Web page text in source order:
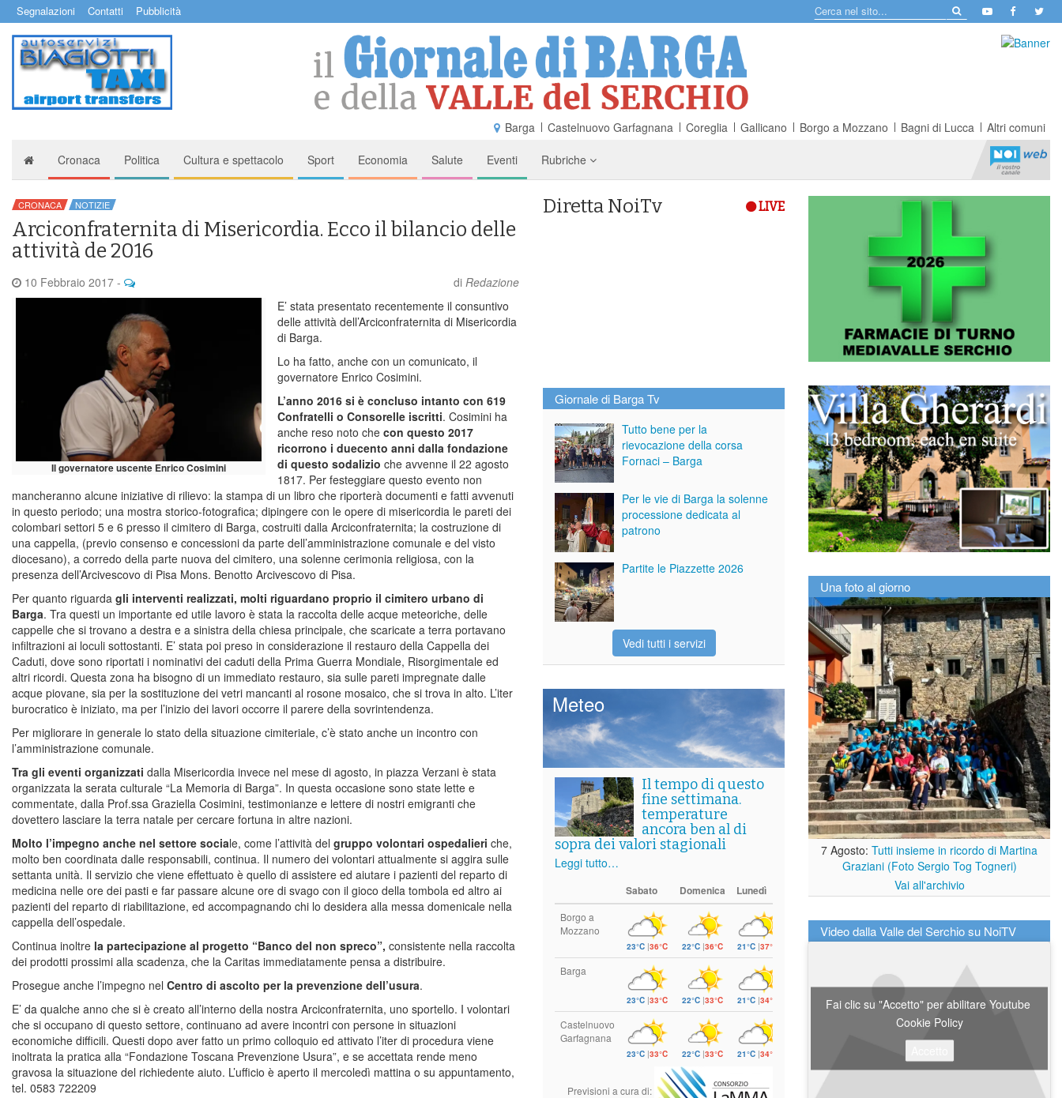
Segnalazioni Contatti Pubblicità
Barga Castelnuovo Garfagnana Coreglia Gallicano Borgo a Mozzano Bagni di Lucca Altri comuni
Cronaca Politica Cultura e spettacolo Sport Economia Salute Eventi Rubriche
CRONACA NOTIZIE
Arciconfraternita di Misericordia. Ecco il bilancio delle
attività de 2016
10 Febbraio 2017 - di Redazione
Il governatore uscente Enrico Cosimini
E’ stata presentato recentemente il consuntivo
delle attività dell’Arciconfraternita di Misericordia
di Barga.
Lo ha fatto, anche con un comunicato, il
governatore Enrico Cosimini.
L’anno 2016 si è concluso intanto con 619
Confratelli o Consorelle iscritti. Cosimini ha
anche reso noto che con questo 2017
ricorrono i duecento anni dalla fondazione
di questo sodalizio che avvenne il 22 agosto
1817. Per festeggiare questo evento non
mancheranno alcune iniziative di rilievo: la stampa di un libro che riporterà documenti e fatti avvenuti
in questo periodo; una mostra storico-fotografica; dipingere con le opere di misericordia le pareti dei
colombari settori 5 e 6 presso il cimitero di Barga, costruiti dalla Arciconfraternita; la costruzione di
una cappella, (previo consenso e concessioni da parte dell’amministrazione comunale e del visto
diocesano), a corredo della parte nuova del cimitero, una solenne cerimonia religiosa, con la
presenza dell’Arcivescovo di Pisa Mons. Benotto Arcivescovo di Pisa.
Per quanto riguarda gli interventi realizzati, molti riguardano proprio il cimitero urbano di
Barga. Tra questi un importante ed utile lavoro è stata la raccolta delle acque meteoriche, delle
cappelle che si trovano a destra e a sinistra della chiesa principale, che scaricate a terra portavano
infiltrazioni ai loculi sottostanti. E’ stata poi preso in considerazione il restauro della Cappella dei
Caduti, dove sono riportati i nominativi dei caduti della Prima Guerra Mondiale, Risorgimentale ed
altri ricordi. Questa zona ha bisogno di un immediato restauro, sia sulle pareti impregnate dalle
acque piovane, sia per la sostituzione dei vetri mancanti al rosone mosaico, che si trova in alto. L’iter
burocratico è iniziato, ma per l’inizio dei lavori occorre il parere della sovrintendenza.
Per migliorare in generale lo stato della situazione cimiteriale, c’è stato anche un incontro con
l’amministrazione comunale.
Tra gli eventi organizzati dalla Misericordia invece nel mese di agosto, in piazza Verzani è stata
organizzata la serata culturale “La Memoria di Barga”. In questa occasione sono state lette e
commentate, dalla Prof.ssa Graziella Cosimini, testimonianze e lettere di nostri emigranti che
dovettero lasciare la terra natale per cercare fortuna in altre nazioni.
Molto l’impegno anche nel settore sociale, come l’attività del gruppo volontari ospedalieri che,
molto ben coordinata dalle responsabili, continua. Il numero dei volontari attualmente si aggira sulle
settanta unità. Il servizio che viene effettuato è quello di assistere ed aiutare i pazienti del reparto di
medicina nelle ore dei pasti e far passare alcune ore di svago con il gioco della tombola ed altro ai
pazienti del reparto di riabilitazione, ed accompagnando chi lo desidera alla messa domenicale nella
cappella dell’ospedale.
Continua inoltre la partecipazione al progetto “Banco del non spreco”, consistente nella raccolta
dei prodotti prossimi alla scadenza, che la Caritas immediatamente pensa a distribuire.
Prosegue anche l’impegno nel Centro di ascolto per la prevenzione dell’usura.
E’ da qualche anno che si è creato all’interno della nostra Arciconfraternita, uno sportello. I volontari
che si occupano di questo settore, continuano ad avere incontri con persone in situazioni
economiche difficili. Questi dopo aver fatto un primo colloquio ed attivato l’iter di procedura viene
inoltrata la pratica alla “Fondazione Toscana Prevenzione Usura”, e se accettata rende meno
gravosa la situazione del richiedente aiuto. L’ufficio è aperto il mercoledì mattina o su appuntamento,
tel. 0583 722209
Diretta NoiTv LIVE
Giornale di Barga Tv
Tutto bene per la
rievocazione della corsa
Fornaci – Barga
Per le vie di Barga la solenne
processione dedicata al
patrono
Partite le Piazzette 2026
Vedi tutti i servizi
Meteo
Il tempo di questo
fine settimana.
temperature
ancora ben al di
sopra dei valori stagionali
Leggi tutto…
Sabato Domenica Lunedì
Borgo a
Mozzano
23°C |36°C 22°C |36°C 21°C |37°C
Barga
23°C |33°C 22°C |33°C 21°C |34°C
Castelnuovo
Garfagnana
23°C |33°C 22°C |33°C 21°C |34°C
Previsioni a cura di:
Una foto al giorno
7 Agosto: Tutti insieme in ricordo di Martina
Graziani (Foto Sergio Tog Togneri)
Vai all'archivio
Video dalla Valle del Serchio su NoiTV
Fai clic su "Accetto" per abilitare Youtube
Cookie Policy